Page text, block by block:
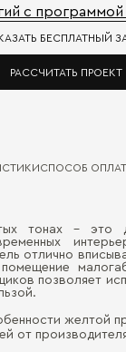
с
БЕСПЛАТНЫЙ
РАССЧИТАТЬ ПРОЕКТ
СПОСОБ
тонах - это
отлично
позволяет
желтой
от